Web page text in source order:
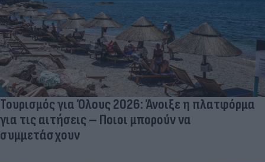
Τουρισμός για Όλους 2026: Άνοιξε η πλατφόρμα
για τις αιτήσεις – Ποιοι μπορούν να
συμμετάσχουν